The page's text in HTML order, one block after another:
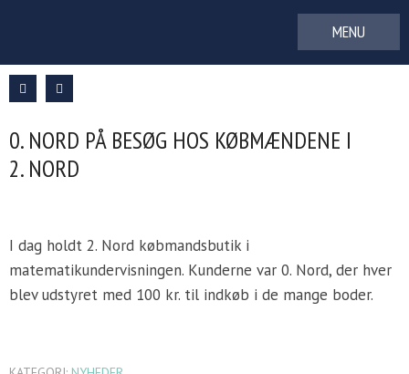
0. NORD PÅ BESØG HOS KØBMÆNDENE I
2. NORD
I dag holdt 2. Nord købmandsbutik i
matematikundervisningen. Kunderne var 0. Nord, der hver
blev udstyret med 100 kr. til indkøb i de mange boder.